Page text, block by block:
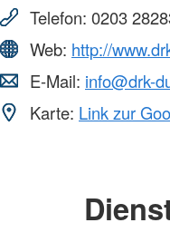
Telefon: 0203
Web: http://
E-Mail: info@drk-
Karte: Link zur